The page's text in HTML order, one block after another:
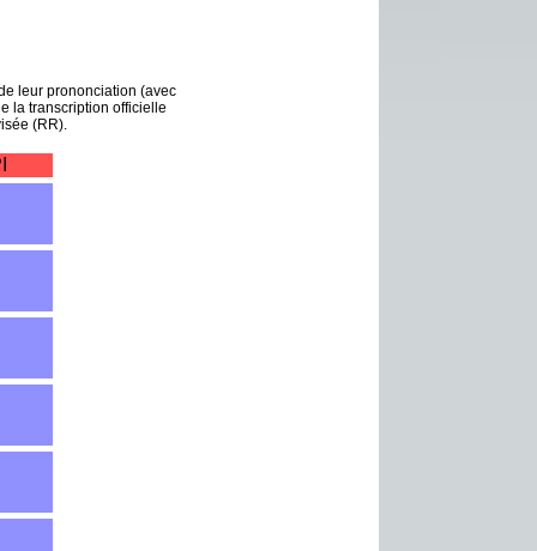
leur prononciation (avec
la transcription officielle
(RR).